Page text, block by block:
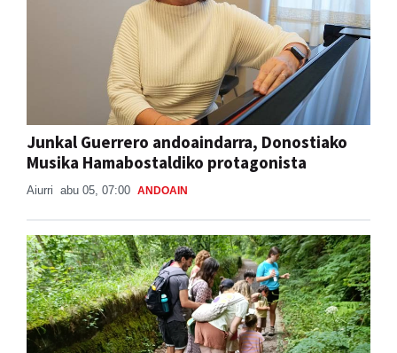
Junkal Guerrero andoaindarra, Donostiako
Musika Hamabostaldiko protagonista
Aiurri abu 05, 07:00 ANDOAIN